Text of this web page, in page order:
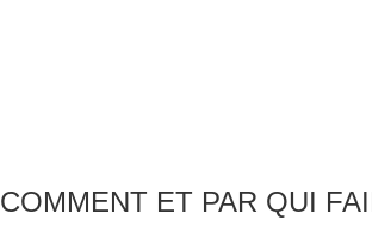
COMMENT ET PAR QUI